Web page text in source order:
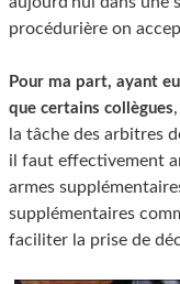
procédurière on
Pour ma part, ayant
que certains collègues
la tâche des arbitres
il faut effectivement
armes
supplémentaires
faciliter la prise de